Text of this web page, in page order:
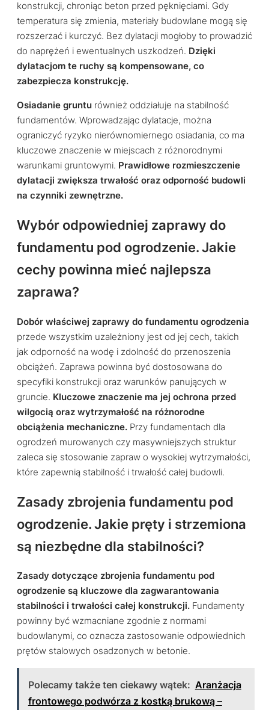
konstrukcji, chroniąc beton przed pęknięciami. Gdy
temperatura się zmienia, materiały budowlane mogą się
rozszerzać i kurczyć. Bez dylatacji mogłoby to prowadzić
do naprężeń i ewentualnych uszkodzeń. Dzięki
dylatacjom te ruchy są kompensowane, co
zabezpiecza konstrukcję.
Osiadanie gruntu również oddziałuje na stabilność
fundamentów. Wprowadzając dylatacje, można
ograniczyć ryzyko nierównomiernego osiadania, co ma
kluczowe znaczenie w miejscach z różnorodnymi
warunkami gruntowymi. Prawidłowe rozmieszczenie
dylatacji zwiększa trwałość oraz odporność budowli
na czynniki zewnętrzne.
Wybór odpowiedniej zaprawy do
fundamentu pod ogrodzenie. Jakie
cechy powinna mieć najlepsza
zaprawa?
Dobór właściwej zaprawy do fundamentu ogrodzenia
przede wszystkim uzależniony jest od jej cech, takich
jak odporność na wodę i zdolność do przenoszenia
obciążeń. Zaprawa powinna być dostosowana do
specyfiki konstrukcji oraz warunków panujących w
gruncie. Kluczowe znaczenie ma jej ochrona przed
wilgocią oraz wytrzymałość na różnorodne
obciążenia mechaniczne. Przy fundamentach dla
ogrodzeń murowanych czy masywniejszych struktur
zaleca się stosowanie zapraw o wysokiej wytrzymałości,
które zapewnią stabilność i trwałość całej budowli.
Zasady zbrojenia fundamentu pod
ogrodzenie. Jakie pręty i strzemiona
są niezbędne dla stabilności?
Zasady dotyczące zbrojenia fundamentu pod
ogrodzenie są kluczowe dla zagwarantowania
stabilności i trwałości całej konstrukcji. Fundamenty
powinny być wzmacniane zgodnie z normami
budowlanymi, co oznacza zastosowanie odpowiednich
prętów stalowych osadzonych w betonie.
Polecamy także ten ciekawy wątek: Aranżacja
frontowego podwórza z kostką brukową –